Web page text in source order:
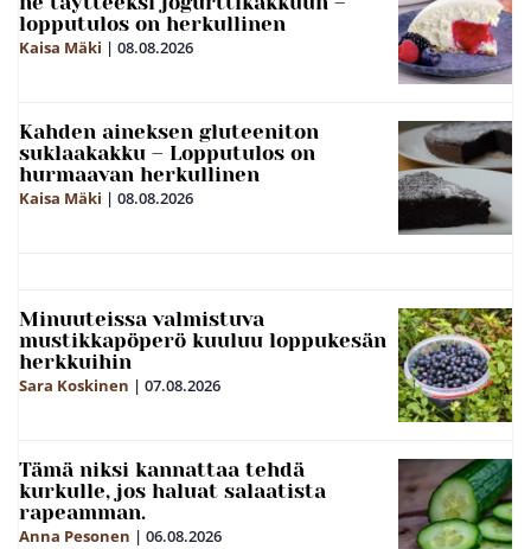
lopputulos on herkullinen
Kaisa Mäki | 08.08.2026
Kahden aineksen gluteeniton
suklaakakku – Lopputulos on
hurmaavan herkullinen
Kaisa Mäki | 08.08.2026
Minuuteissa valmistuva
mustikkapöperö kuuluu loppukesän
herkkuihin
Sara Koskinen | 07.08.2026
Tämä niksi kannattaa tehdä
kurkulle, jos haluat salaatista
rapeamman.
Anna Pesonen | 06.08.2026